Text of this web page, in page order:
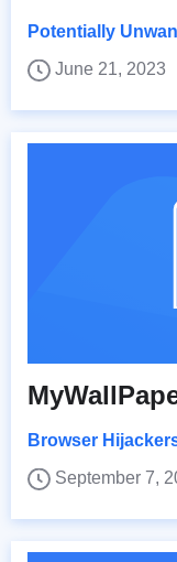
Potentially
June 21, 2023
Browser
September 7,